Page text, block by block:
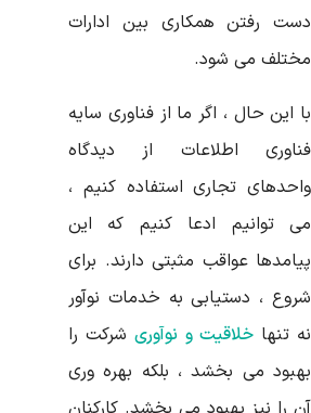
رفتن همکاری بین ادارات
می شود.
این حال ، اگر ما از فناوری سایه
اطلاعات از دیدگاه
تجاری استفاده کنیم ،
توانیم ادعا کنیم که این
عواقب مثبتی دارند. برای
، دستیابی به خدمات نوآور
تنها خلاقیت و نوآوریشرکت را
می بخشد ، بلکه بهره وری